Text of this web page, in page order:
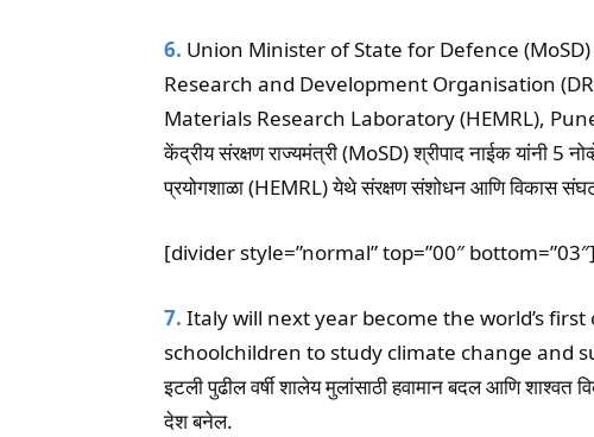
6. Union Minister of State for Defence
Research and Development Organisation
Materials Research Laboratory (HEMRL),
केंद्रीय संरक्षण राज्यमंत्री (MoSD) श्रीपाद नाईक यांनी 5
प्रयोगशाळा (HEMRL) येथे संरक्षण संशोधन आणि विकास
[divider style=”normal” top=”00″ bottom=”03″]
7. Italy will next year become the world’s
schoolchildren to study climate change and
इटली पुढील वर्षी शालेय मुलांसाठी हवामान बदल आणि शाश्वत
देश बनेल.